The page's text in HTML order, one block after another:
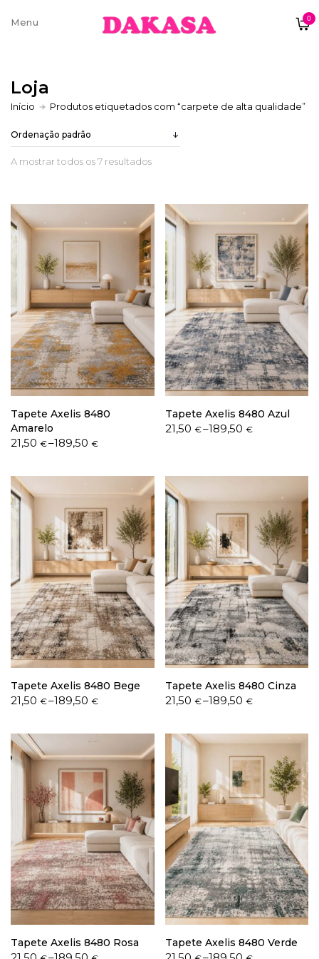
0
Sobre nós
Contatos e moradas
Trocas e Devoluções
Termos e condições
Política de Privacidade
Loja
Início Produtos etiquetados com “carpete de alta qualidade”
A mostrar todos os 7 resultados
Tapete Axelis 8480
Amarelo
21,50 €–189,50€
Price
through
189,50 €
Tapete Axelis 8480 Azul
21,50 €–189,50 €
Price
189,50 €
Tapete Axelis 8480 Bege
21,50 €–189,50€
Price
through
189,50 €
Tapete Axelis 8480 Cinza
21,50 €–189,50 €
Price
through
189,50 €
Tapete Axelis 8480 Rosa Tapete Axelis 8480 Verde